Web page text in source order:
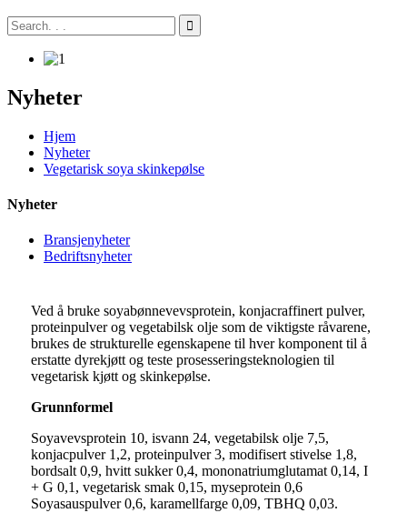
Nyheter
Hjem
Nyheter
Vegetarisk soya skinkepølse
Nyheter
Bransjenyheter
Bedriftsnyheter
Ved å bruke soyabønnevevsprotein, konjacraffinert pulver,
proteinpulver og vegetabilsk olje som de viktigste råvarene,
brukes de strukturelle egenskapene til hver komponent til å
erstatte dyrekjøtt og teste prosesseringsteknologien til
vegetarisk kjøtt og skinkepølse.
Grunnformel
Soyavevsprotein 10, isvann 24, vegetabilsk olje 7,5,
konjacpulver 1,2, proteinpulver 3, modifisert stivelse 1,8,
bordsalt 0,9, hvitt sukker 0,4, mononatriumglutamat 0,14, I
+ G 0,1, vegetarisk smak 0,15, myseprotein 0,6
Soyasauspulver 0,6, karamellfarge 0,09, TBHQ 0,03.